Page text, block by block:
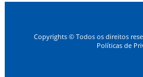
Copyrights © Todos os direitos
Políticas de